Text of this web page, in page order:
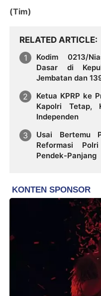
‎(Tim)
RELATED ARTICLE
Kodim 0213/
Dasar di
Jembatan dan
Ketua KPRP ke
Kapolri Tetap,
Independen ‎
Usai Bertemu
Reformasi
Pendek-Panjang